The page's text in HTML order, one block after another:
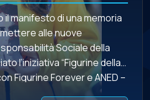
il manifesto di una memoria
alle nuove
Sociale della
l’iniziativa “Figurine della
Figurine Forever e ANED –
Ex Deportati nei campi